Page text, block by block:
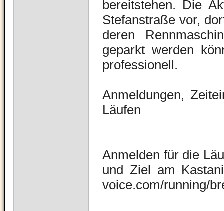
bereitstehen. Die
Stefanstraße vor,
deren
geparkt werden
professionell.
Anmeldungen,
Läufen
Anmelden für die
und Ziel am
voice.com/running/